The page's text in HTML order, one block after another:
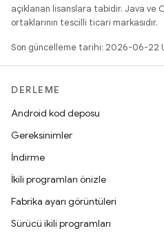
açıklanan lisanslara tabidir. Java ve
ortaklarının tescilli ticari markasıdır.
Son güncelleme tarihi: 2026-06-22
DERLEME
Android kod deposu
Gereksinimler
İndirme
İkili programları önizle
Fabrika ayarı görüntüleri
Sürücü ikili programları